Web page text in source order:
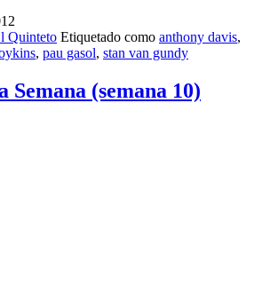
Quinteto Etiquetado como anthony davis,
, pau gasol, stan van gundy
Semana (semana 10)